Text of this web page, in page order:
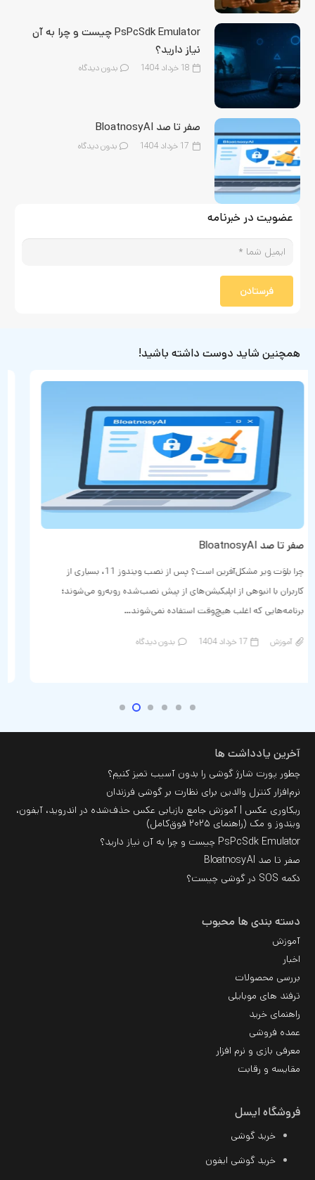
PsPcSdk Emulator چیست و چرا به آن
نیاز دارید؟
18 خرداد 1404 بدون دیدگاه
صفر تا صد BloatnosyAI
17 خرداد 1404 بدون دیدگاه
عضویت در خبرنامه
فرستادن
همچنین شاید دوست داشته باشید!
دکمه SOS در گوشی چیست؟
همۀ ما ممکنه زمانی در یه موقعیت خاص و بحرانی قرار بگیریم و امکان
تماس با جایی رو نداشته باشیم. طراحان گوشی‌های موبایل این موضوع رو
در نظر…
آموزش 17 خرداد 1404 6دیدگاه
آخرین یادداشت ها
چطور پورت شارژ گوشی را بدون آسیب تمیز کنیم؟
نرم‌افزار کنترل والدین برای نظارت بر گوشی فرزندان
ریکاوری عکس | آموزش جامع بازیابی عکس حذف‌شده در اندروید، آیفون،
ویندوز و مک (راهنمای ۲۰۲۵ فوق‌کامل)
PsPcSdk Emulator چیست و چرا به آن نیاز دارید؟
صفر تا صد BloatnosyAI
دکمه SOS در گوشی چیست؟
دسته بندی ها محبوب
آموزش
اخبار
بررسی محصولات
ترفند های موبایلی
راهنمای خرید
عمده فروشی
معرفی بازی و نرم افزار
مقایسه و رقابت
فروشگاه ایسل
خرید گوشی
خرید گوشی ایفون